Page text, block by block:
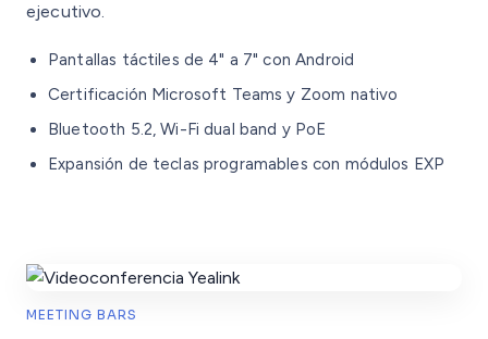
ejecutivo.
Pantallas táctiles de 4" a 7" con Android
Certificación Microsoft Teams y Zoom nativo
Bluetooth 5.2, Wi-Fi dual band y PoE
Expansión de teclas programables con módulos EXP
MEETING BARS